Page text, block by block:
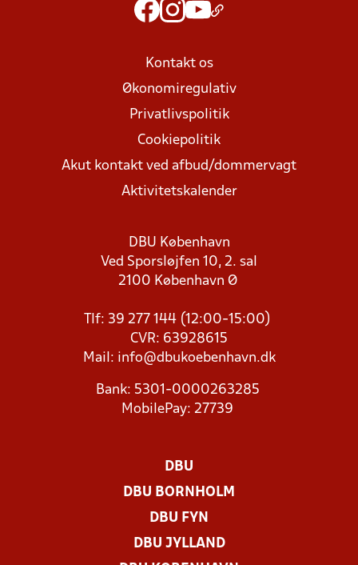
Kontakt os
Økonomiregulativ
Privatlivspolitik
Cookiepolitik
Akut kontakt ved afbud/dommervagt
Aktivitetskalender
DBU København
Ved Sporsløjfen 10, 2. sal
2100 København Ø
Tlf: 39 277 144 (12:00-15:00)
CVR: 63928615
Mail: info@dbukoebenhavn.dk
Bank: 5301-0000263285
MobilePay: 27739
DBU
DBU BORNHOLM
DBU FYN
DBU JYLLAND